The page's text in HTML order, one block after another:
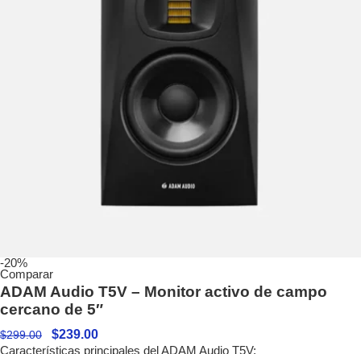
-20%
Comparar
ADAM Audio T5V – Monitor activo de campo
cercano de 5″
$299.00 $239.00
Características principales del ADAM Audio T5V: